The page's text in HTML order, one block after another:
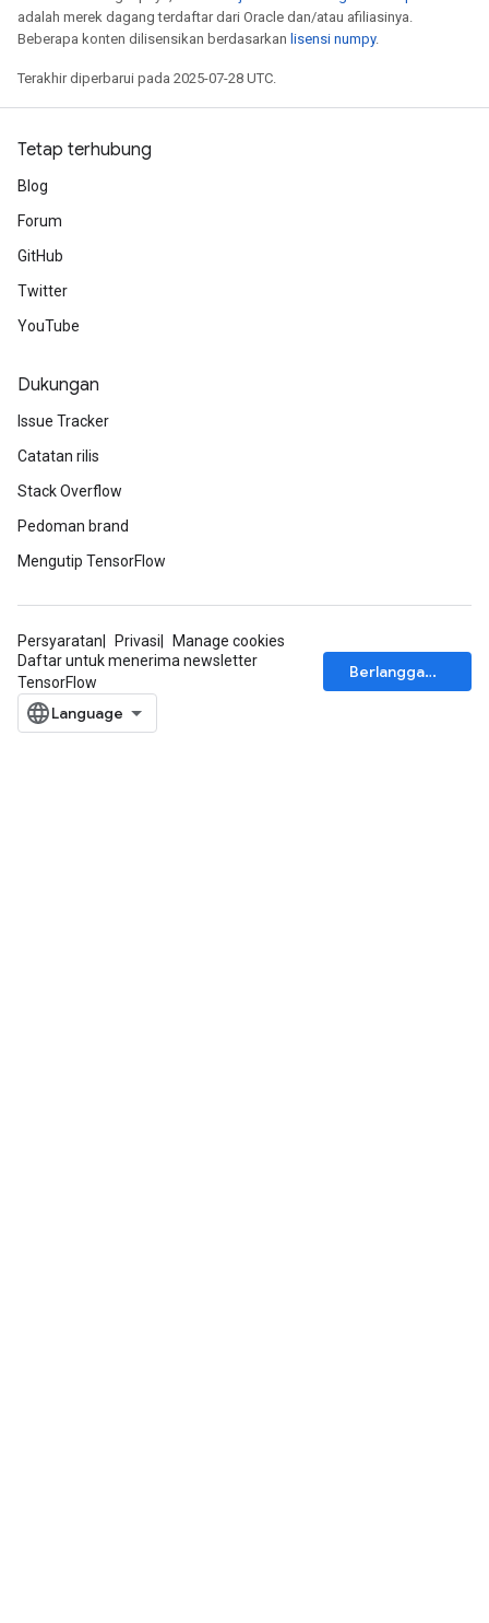
adalah merek dagang terdaftar dari Oracle dan/atau afiliasinya.
Beberapa konten dilisensikan berdasarkan lisensi numpy.
Terakhir diperbarui pada 2025-07-28 UTC.
Tetap terhubung
Blog
Forum
GitHub
Twitter
YouTube
Dukungan
Issue Tracker
Catatan rilis
Stack Overflow
Pedoman brand
Mengutip TensorFlow
Persyaratan Privasi
Manage cookies
Daftar untuk menerima newsletter
TensorFlow
Berlangganan